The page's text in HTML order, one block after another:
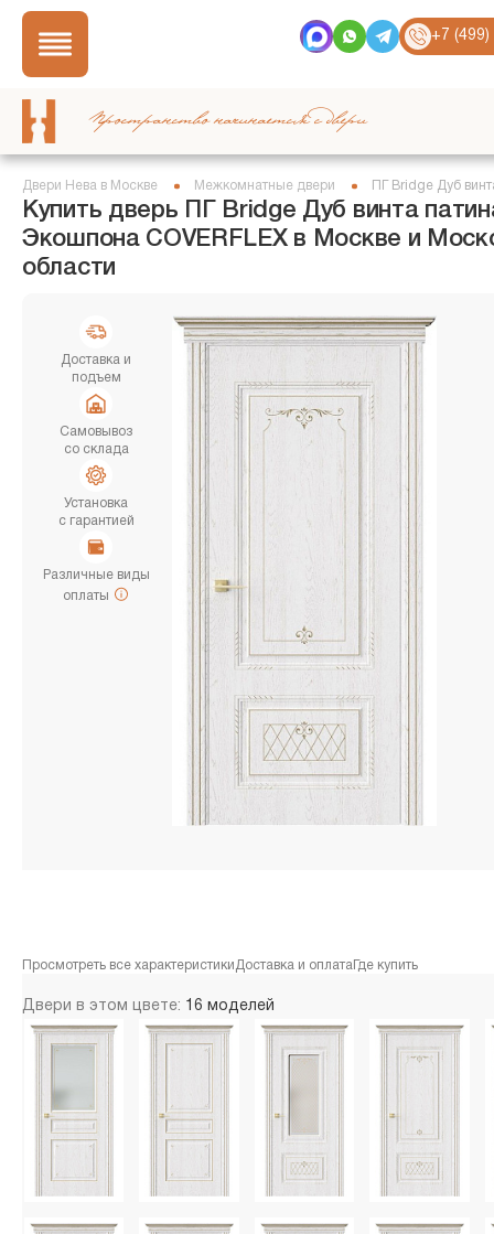
+7
Пространство начинается с двери
Двери Нева в Москве Межкомнатные двери ПГ Bridge Дуб
Купить дверь ПГ Bridge Дуб винта
Экошпона COVERFLEX в Москве и
области
Доставка и
подъем
Самовывоз
со склада
Установка
с гарантией
Различные виды
оплаты
Просмотреть все характеристики Доставка и оплата Где купить
Двери в этом цвете: 16 моделей